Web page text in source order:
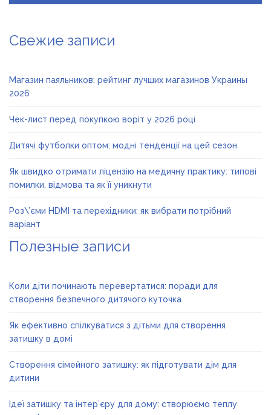
Свежие записи
Магазин паяльников: рейтинг лучших магазинов Украины
2026
Чек-лист перед покупкою воріт у 2026 році
Дитячі футболки оптом: модні тенденції на цей сезон
Як швидко отримати ліцензію на медичну практику: типові
помилки, відмова та як її уникнути
Роз\’єми HDMI та перехідники: як вибрати потрібний
варіант
Полезные записи
Коли діти починають перевертатися: поради для
створення безпечного дитячого куточка
Як ефективно спілкуватися з дітьми для створення
затишку в домі
Створення сімейного затишку: як підготувати дім для
дитини
Ідеї затишку та інтер’єру для дому: створюємо теплу